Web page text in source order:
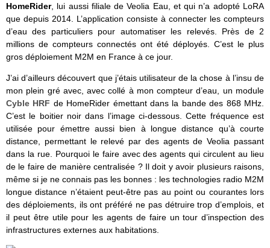
HomeRider, lui aussi filiale de Veolia Eau, et qui n’a adopté LoRA
que depuis 2014. L’application consiste à connecter les compteurs
d’eau des particuliers pour automatiser les relevés. Près de 2
millions de compteurs connectés ont été déployés. C’est le plus
gros déploiement M2M en France à ce jour.
J’ai d’ailleurs découvert que j’étais utilisateur de la chose à l’insu de
mon plein gré avec, avec collé à mon compteur d’eau, un module
Cyble HRF de HomeRider émettant dans la bande des 868 MHz.
C’est le boitier noir dans l’image ci-dessous. Cette fréquence est
utilisée pour émettre aussi bien à longue distance qu’à courte
distance, permettant le relevé par des agents de Veolia passant
dans la rue. Pourquoi le faire avec des agents qui circulent au lieu
de le faire de manière centralisée ? Il doit y avoir plusieurs raisons,
même si je ne connais pas les bonnes : les technologies radio M2M
longue distance n’étaient peut-être pas au point ou courantes lors
des déploiements, ils ont préféré ne pas détruire trop d’emplois, et
il peut être utile pour les agents de faire un tour d’inspection des
infrastructures externes aux habitations.